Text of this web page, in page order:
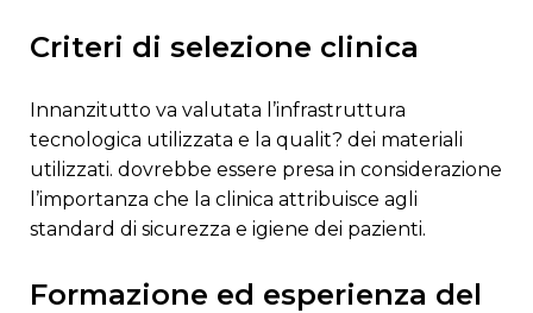
criteri di selezione clinica
innanzitutto va valutata l’infrastruttura
tecnologica utilizzata e la qualit? dei materiali
utilizzati. dovrebbe essere presa in considerazione
l’importanza che la clinica attribuisce agli
standard di sicurezza e igiene dei pazienti.
formazione ed esperienza del